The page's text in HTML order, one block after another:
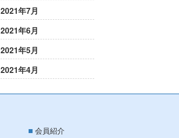
2021年7月
2021年6月
2021年5月
2021年4月
会員紹介